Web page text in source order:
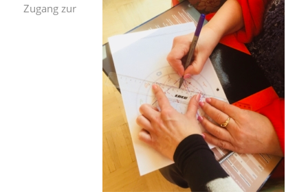
Zugang zur